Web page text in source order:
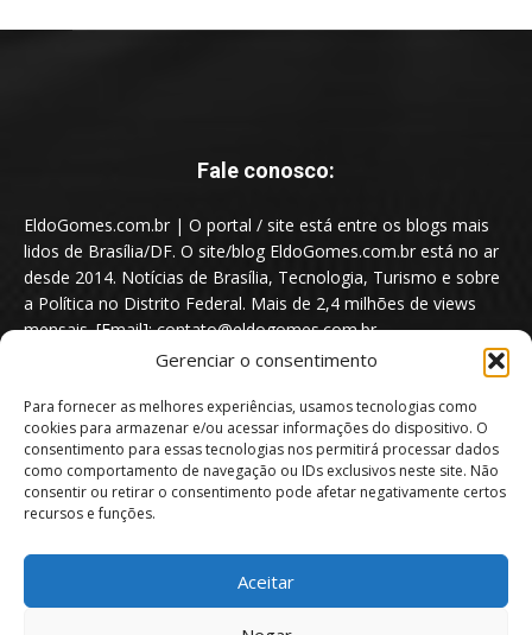
Gerenciar o consentimento
Para fornecer as melhores experiências, usamos tecnologias como
cookies para armazenar e/ou acessar informações do dispositivo. O
consentimento para essas tecnologias nos permitirá processar dados
como comportamento de navegação ou IDs exclusivos neste site. Não
consentir ou retirar o consentimento pode afetar negativamente certos
recursos e funções.
Aceitar
Fale conosco:
EldoGomes.com.br | O portal / site está entre os blogs mais
lidos de Brasília/DF. O site/blog EldoGomes.com.br está no ar
desde 2014. Notícias de Brasília, Tecnologia, Turismo e sobre
a Política no Distrito Federal. Mais de 2,4 milhões de views
mensais. [Email]: contato@eldogomes.com.br
Portal EldoGomes.com.br | Entre os Blogs mais lidos de Brasília/DF. |